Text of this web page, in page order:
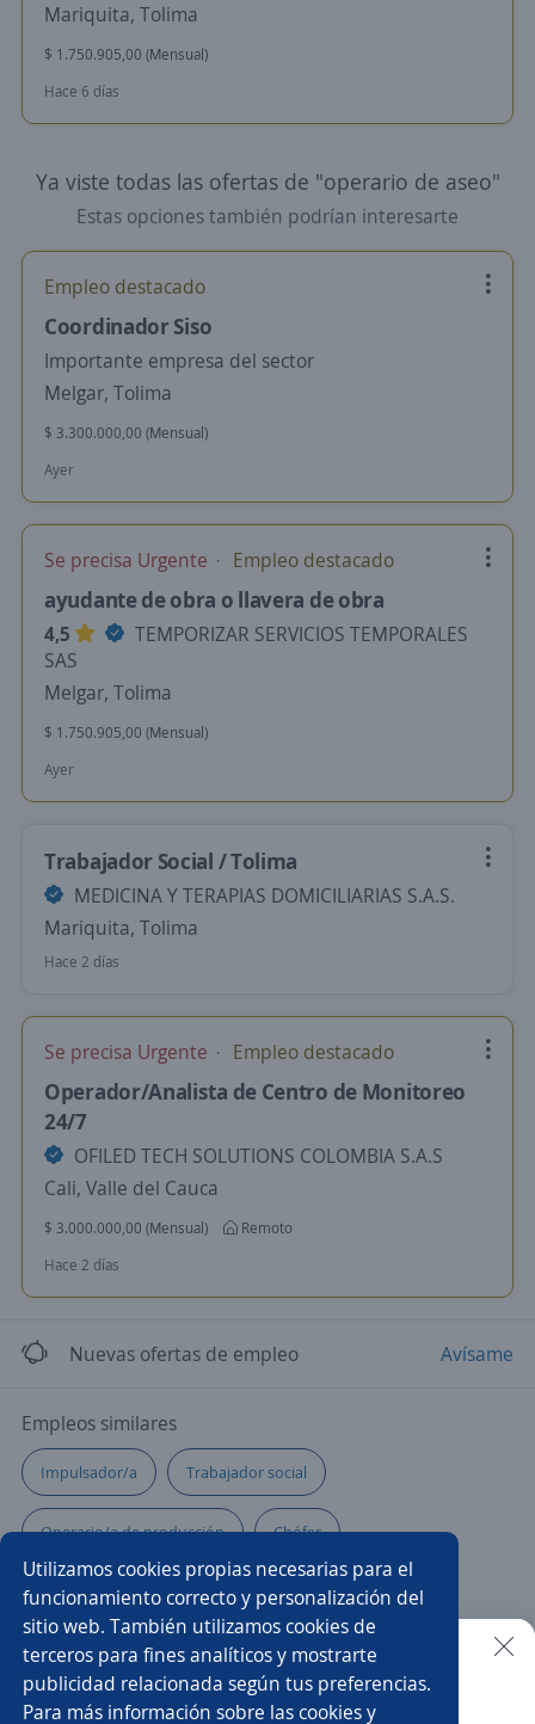
Utilizamos cookies propias necesarias para el
funcionamiento correcto y personalización del
sitio web. También utilizamos cookies de
terceros para fines analíticos y mostrarte
publicidad relacionada según tus preferencias.
Para más información sobre las cookies y
Mariquita, Tolima
$ 1.750.905,00 (Mensual)
Hace 6 días
Ya viste todas las ofertas de "operario de aseo"
Estas opciones también podrían interesarte
Empleo destacado
Coordinador Siso
Importante empresa del sector
Melgar, Tolima
$ 3.300.000,00 (Mensual)
Ayer
Se precisa Urgente Empleo destacado
ayudante de obra o llavera de obra
4,5
TEMPORIZAR SERVICIOS TEMPORALES
SAS
Melgar, Tolima
$ 1.750.905,00 (Mensual)
Ayer
Trabajador Social / Tolima
MEDICINA Y TERAPIAS DOMICILIARIAS S.A.S.
Mariquita, Tolima
Hace 2 días
Se precisa Urgente Empleo destacado
Operador/Analista de Centro de Monitoreo
24/7
OFILED TECH SOLUTIONS COLOMBIA S.A.S
Cali, Valle del Cauca
$ 3.000.000,00 (Mensual)
Remoto
Hace 2 días
Nuevas ofertas de empleo Avísame
Empleos similares
Impulsador/a Trabajador social
Operario/a de producción Chófer
Operario/a de mantenimiento Albañil
Ayudante de limpieza Mantenimiento
Operador/a Servicios generales
Buscar es más fácil en la app